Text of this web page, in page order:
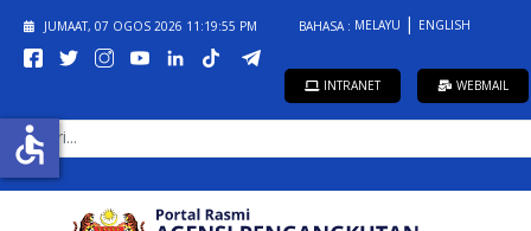
JUMAAT, 07 OGOS 2026 11:19:55 PM BAHASA : MELAYU ENGLISH
INTRANET WEBMAIL
CARI...
accessible